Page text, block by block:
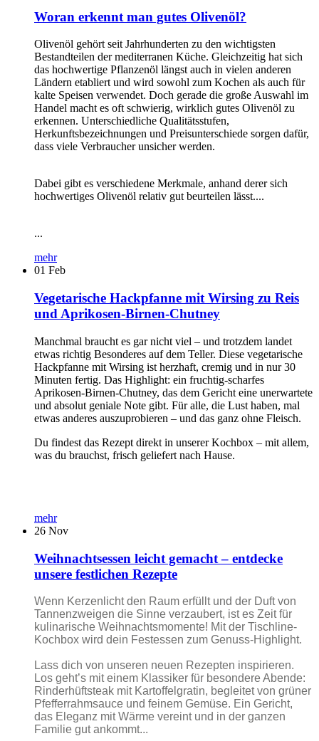
Woran erkennt man gutes Olivenöl?
Olivenöl gehört seit Jahrhunderten zu den wichtigsten
Bestandteilen der mediterranen Küche. Gleichzeitig hat sich
das hochwertige Pflanzenöl längst auch in vielen anderen
Ländern etabliert und wird sowohl zum Kochen als auch für
kalte Speisen verwendet. Doch gerade die große Auswahl im
Handel macht es oft schwierig, wirklich gutes Olivenöl zu
erkennen. Unterschiedliche Qualitätsstufen,
Herkunftsbezeichnungen und Preisunterschiede sorgen dafür,
dass viele Verbraucher unsicher werden.
Dabei gibt es verschiedene Merkmale, anhand derer sich
hochwertiges Olivenöl relativ gut beurteilen lässt....
...
mehr
01 Feb
Vegetarische Hackpfanne mit Wirsing zu Reis
und Aprikosen-Birnen-Chutney
Manchmal braucht es gar nicht viel – und trotzdem landet
etwas richtig Besonderes auf dem Teller. Diese vegetarische
Hackpfanne mit Wirsing ist herzhaft, cremig und in nur 30
Minuten fertig. Das Highlight: ein fruchtig-scharfes
Aprikosen-Birnen-Chutney, das dem Gericht eine unerwartete
und absolut geniale Note gibt. Für alle, die Lust haben, mal
etwas anderes auszuprobieren – und das ganz ohne Fleisch.
Du findest das Rezept direkt in unserer Kochbox – mit allem,
was du brauchst, frisch geliefert nach Hause.
mehr
26 Nov
Weihnachtsessen leicht gemacht – entdecke
unsere festlichen Rezepte
Wenn Kerzenlicht den Raum erfüllt und der Duft von
Tannenzweigen die Sinne verzaubert, ist es Zeit für
kulinarische Weihnachtsmomente! Mit der Tischline-
Kochbox wird dein Festessen zum Genuss-Highlight.
Lass dich von unseren neuen Rezepten inspirieren.
Los geht’s mit einem Klassiker für besondere Abende:
Rinderhüftsteak mit Kartoffelgratin, begleitet von grüner
Pfefferrahmsauce und feinem Gemüse. Ein Gericht,
das Eleganz mit Wärme vereint und in der ganzen
Familie gut ankommt...